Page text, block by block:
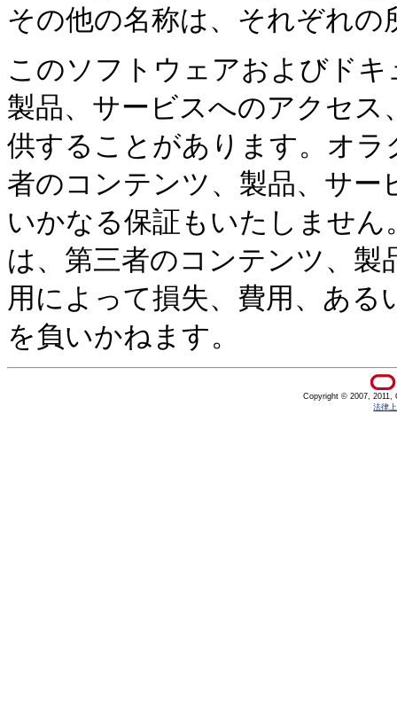
その他の名称は、それぞれ
このソフトウェアおよびド
製品、サービスへのアクセ
供することがあります。オ
者のコンテンツ、製品、サ
いかなる保証もいたしませ
は、第三者のコンテンツ、
用によって損失、費用、あ
を負いかねます。
Copyright © 2007, 2011,
法律